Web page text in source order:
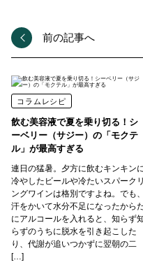
前の記事へ
コラムレシピ
飲む美容液で夏を乗り切る！シ
ーベリー（サジー）の「モクテ
ル」が最高すぎる
連日の猛暑。夕方に飲むキンキン
冷やしたビールや冷たいスパークリ
ングワインは格別ですよね。でも、
汗をかいて水分不足になったから
にアルコールを入れると、知らず
らずのうちに脱水を引き起こした
り、代謝が追いつかずに翌朝の二
[…]